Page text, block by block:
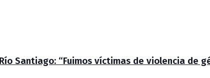
Santiago: “Fuimos víctimas de violencia de